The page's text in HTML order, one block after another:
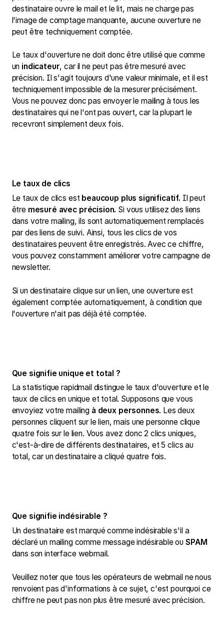
destinataire ouvre le mail et le lit, mais ne charge pas
l'image de comptage manquante, aucune ouverture ne
peut être techniquement comptée.
Le taux d'ouverture ne doit donc être utilisé que comme
un indicateur, car il ne peut pas être mesuré avec
précision. Il s'agit toujours d'une valeur minimale, et il est
techniquement impossible de la mesurer précisément.
Vous ne pouvez donc pas envoyer le mailing à tous les
destinataires qui ne l'ont pas ouvert, car la plupart le
recevront simplement deux fois.
Le taux de clics
Le taux de clics est beaucoup plus significatif. Il peut
être mesuré avec précision. Si vous utilisez des liens
dans votre mailing, ils sont automatiquement remplacés
par des liens de suivi. Ainsi, tous les clics de vos
destinataires peuvent être enregistrés. Avec ce chiffre,
vous pouvez constamment améliorer votre campagne de
newsletter.
Si un destinataire clique sur un lien, une ouverture est
également comptée automatiquement, à condition que
l'ouverture n'ait pas déjà été comptée.
Que signifie unique et total ?
La statistique rapidmail distingue le taux d'ouverture et le
taux de clics en unique et total. Supposons que vous
envoyiez votre mailing à deux personnes. Les deux
personnes cliquent sur le lien, mais une personne clique
quatre fois sur le lien. Vous avez donc 2 clics uniques,
c'est-à-dire de différents destinataires, et 5 clics au
total, car un destinataire a cliqué quatre fois.
Que signifie indésirable ?
Un destinataire est marqué comme indésirable s'il a
déclaré un mailing comme message indésirable ou SPAM
dans son interface webmail.
Veuillez noter que tous les opérateurs de webmail ne nous
renvoient pas d'informations à ce sujet, c'est pourquoi ce
chiffre ne peut pas non plus être mesuré avec précision.